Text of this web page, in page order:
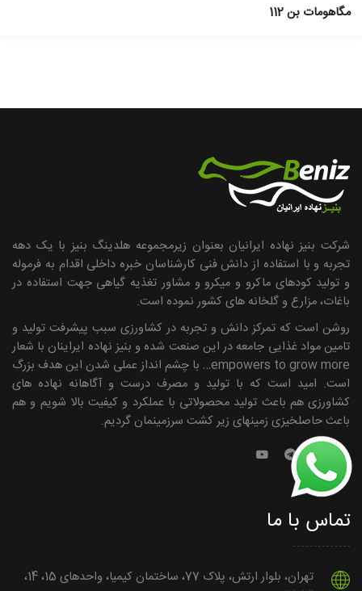
مگاهومات بن 112
شرکت بنیز نهاده ایرانیان بعنوان زیرمجموعه هلدینگ بنیز با یک دهه
تجربه و با استفاده از دانش فنی کارشناسان خبره داخلی اقدام به فرموله
و تولید کودهای ماکرو و میکرو و مشاور تغذیه گیاهی جهت استفاده در
باغات، مزارع و گلخانه های کشور نموده است.
روشن است که تمرکز دانش و تجربه در کشاورزی سبب پیشرفت تولید و
تامین مواد غذایی جامعه در این صنعت شده و بنیز نهاده ایراینان با شعار
empowers to grow more… با چشم انداز عملی شدن این هدف بزرگ
است. امید است که با تولید و مصرف درست و آگاهانه نهاده ­های
کشاورزی هم باعث تولید محصولاتی با عملکرد و کیفیت بالا شویم و هم
باعث حاصلخیزی زمین­های زیر کشت سرزمینمان گردیم.
تماس با ما
تهران، بلوار ارتش، پلاک 77، ساختمان کیمیا، واحدهای 15، 14،